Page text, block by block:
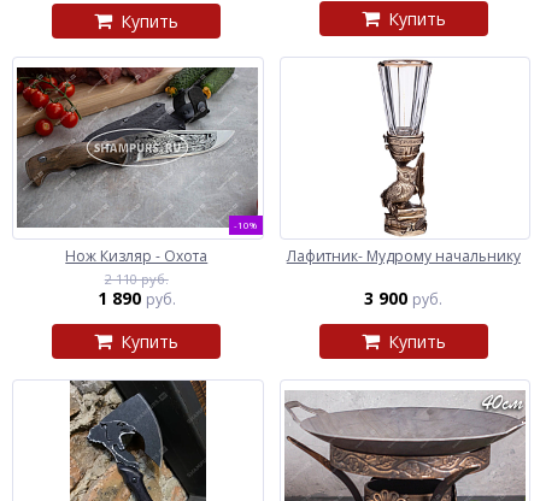
Купить Купить
-10%
Нож Кизляр - Охота
2 110 руб.
1 890 руб.
Купить
Лафитник- Мудрому начальнику
3 900 руб.
Купить